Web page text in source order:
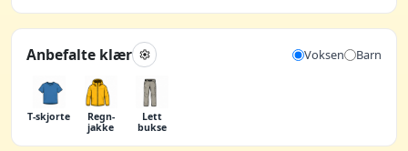
Anbefalte klær Voksen Barn
T-skjorte
Regn­
jakke
Lett
bukse